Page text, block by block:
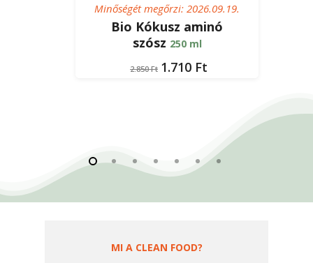
Minőségét megőrzi: 2026.09.19.
Bio Kókusz aminó
szósz 250 ml
2.850Ft Original
price
1.710 Ft
MI A CLEAN FOOD?